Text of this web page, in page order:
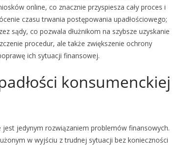
online, co znacznie przyspiesza cały proces i
czasu trwania postępowania upadłościowego;
sądy, co pozwala dłużnikom na szybsze uzyskanie
procedur, ale także zwiększenie ochrony
ich sytuacji finansowej.
konsumenckiej
jest jedynym rozwiązaniem problemów finansowych.
w wyjściu z trudnej sytuacji bez konieczności